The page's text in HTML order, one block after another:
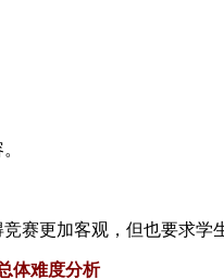
赛更加客观，但也要求学
体难度分析